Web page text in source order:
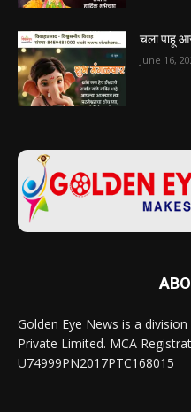
चला पाहू
June 16,
Golden Eye News is a
Private Limited. MCA
U74999PN2017PTC168015